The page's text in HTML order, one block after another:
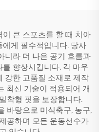
큰 스포츠를 할 때 치아
게 필수적입니다. 당사
니라 더 나은 공기 흐름과
향상시킵니다. 각 마우
강한 고품질 소재로 제작
최신 기술이 적용되어 개
착형 핏을 보장합니다.
바탕으로 미식축구, 농구,
공하며 모든 운동선수가